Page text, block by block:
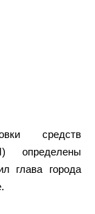
средств
определены
глава города